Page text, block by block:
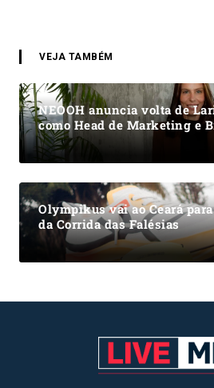
VEJA TAMBÉM
NEOOH anuncia volta de
como Head de Marketing e
Olympikus vai ao Ceará
da Corrida das Falésias